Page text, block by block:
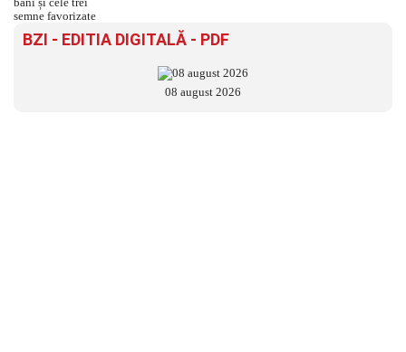
BZI - EDITIA DIGITALĂ - PDF
08 august 2026